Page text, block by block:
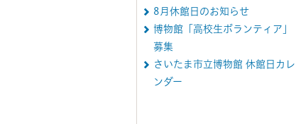
8月休館日のお知らせ
博物館「高校生ボランティア」
募集
さいたま市立博物館 休館日カレ
ンダー